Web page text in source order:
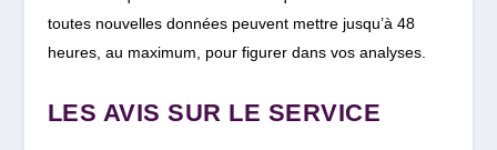
toutes nouvelles données peuvent mettre jusqu’à 48
heures, au maximum, pour figurer dans vos analyses.
LES AVIS SUR LE SERVICE